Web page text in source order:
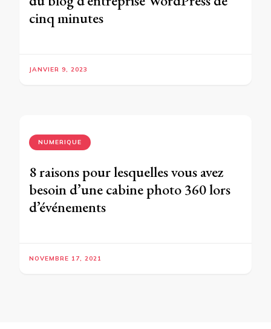
cinq minutes
JANVIER 9, 2023
NUMERIQUE
8 raisons pour lesquelles vous avez
besoin d’une cabine photo 360 lors
d’événements
NOVEMBRE 17, 2021